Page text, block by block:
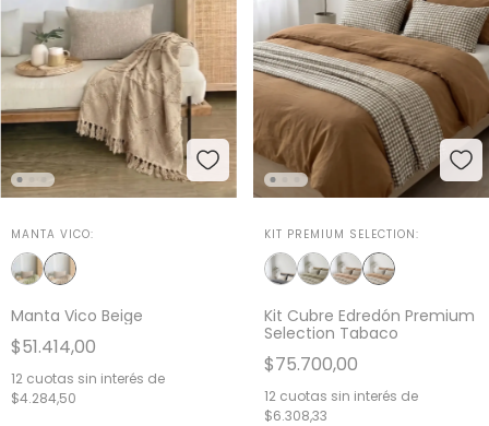
MANTA VICO:
Manta Vico Beige
$51.414,00
12 cuotas sin interés de
$4.284,50
KIT PREMIUM SELECTION:
Kit Cubre Edredón Premium
Selection Tabaco
$75.700,00
12 cuotas sin interés de
$6.308,33